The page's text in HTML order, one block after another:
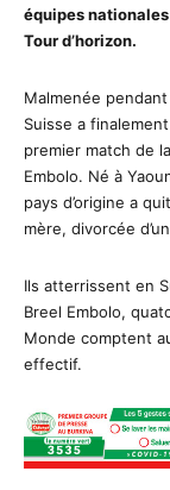
équipes
Tour d’horizon.
Malmenée
Suisse a
premier match de
Embolo. Né à
pays d’origine a
mère, divorcée
Ils atterrissent en
Breel Embolo,
Monde comptent
effectif.